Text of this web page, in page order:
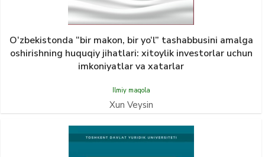
O‘zbekistonda “bir makon, bir yo‘l” tashabbusini amalga
oshirishning huquqiy jihatlari: xitoylik investorlar uchun
imkoniyatlar va xatarlar
Ilmiy maqola
Xun Veysin